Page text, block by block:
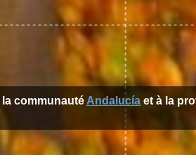
communauté Andalucía et à la